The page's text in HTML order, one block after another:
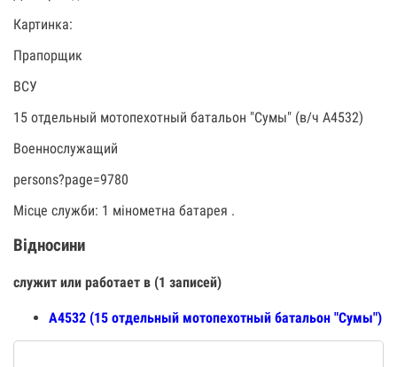
Картинка:
Прапорщик
ВСУ
15 отдельный мотопехотный батальон "Сумы" (в/ч А4532)
Военнослужащий
persons?page=9780
Місце служби: 1 мінометна батарея .
Відносини
служит или работает в (1 записей)
А4532 (15 отдельный мотопехотный батальон "Сумы")